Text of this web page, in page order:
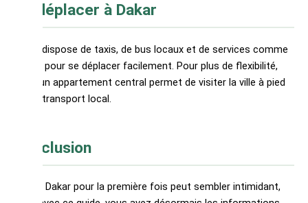
Se déplacer à Dakar
Dakar dispose de taxis, de bus locaux et de services comme
Yango pour se déplacer facilement. Pour plus de flexibilité,
louer un appartement central permet de visiter la ville à pied
ou en transport local.
Conclusion
Visiter Dakar pour la première fois peut sembler intimidant,